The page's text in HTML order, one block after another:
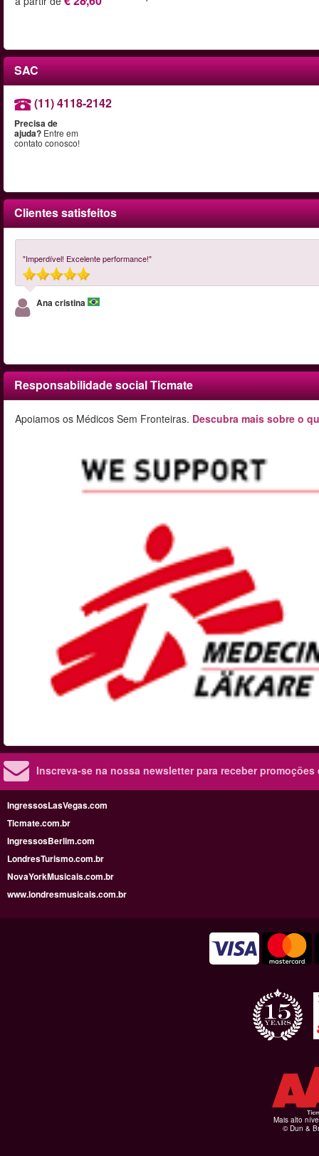
SAC
(11) 4118-2142
Precisa de
ajuda? Entre em
contato conosco!
Clientes satisfeitos
"Imperdível! Excelente performance!"
Ana cristina
Responsabilidade social Ticmate
Apoiamos os Médicos Sem Fronteiras. Descubra mais sobre o
Inscreva-se na nossa newsletter para receber
IngressosLasVegas.com
Ticmate.com.br
IngressosBerlim.com
LondresTurismo.com.br
NovaYorkMusicais.com.br
www.londresmusicais.com.br
Mais alto
© Dun &